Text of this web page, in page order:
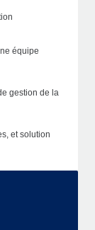
équipe
gestion de la
et solution